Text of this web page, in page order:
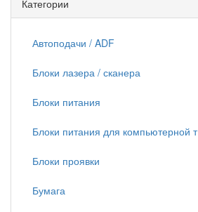
Категории
Автоподачи / ADF
Блоки лазера / сканера
Блоки питания
Блоки питания для компьютерной т
Блоки проявки
Бумага